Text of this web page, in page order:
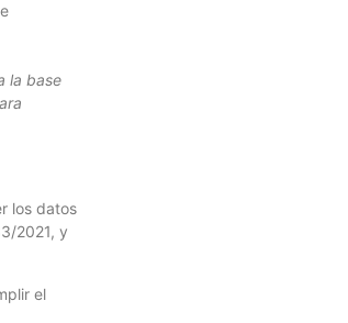
la base
los datos
2021, y
el